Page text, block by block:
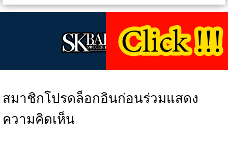
สมาชิกโปรดล็อกอินก่อนร่วมแสดง
ความคิดเห็น